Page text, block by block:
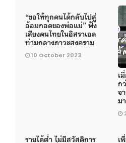
“ขอให้ทุกคนได้กลับไปสู่
อ้อมกอดของพ่อแม่” ฟัง
เสียงคนไทยในอิสราเอล
ท่ามกลางภาวะสงคราม
10 October 2023
เ
ก
จ
ม
รายได้ต่ำ ไม่มีสวัสดิการ
เ